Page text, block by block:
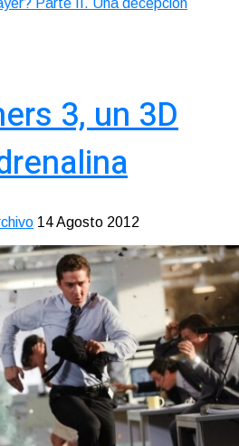
Parte II. Una decepción
3, un 3D
14 Agosto 2012